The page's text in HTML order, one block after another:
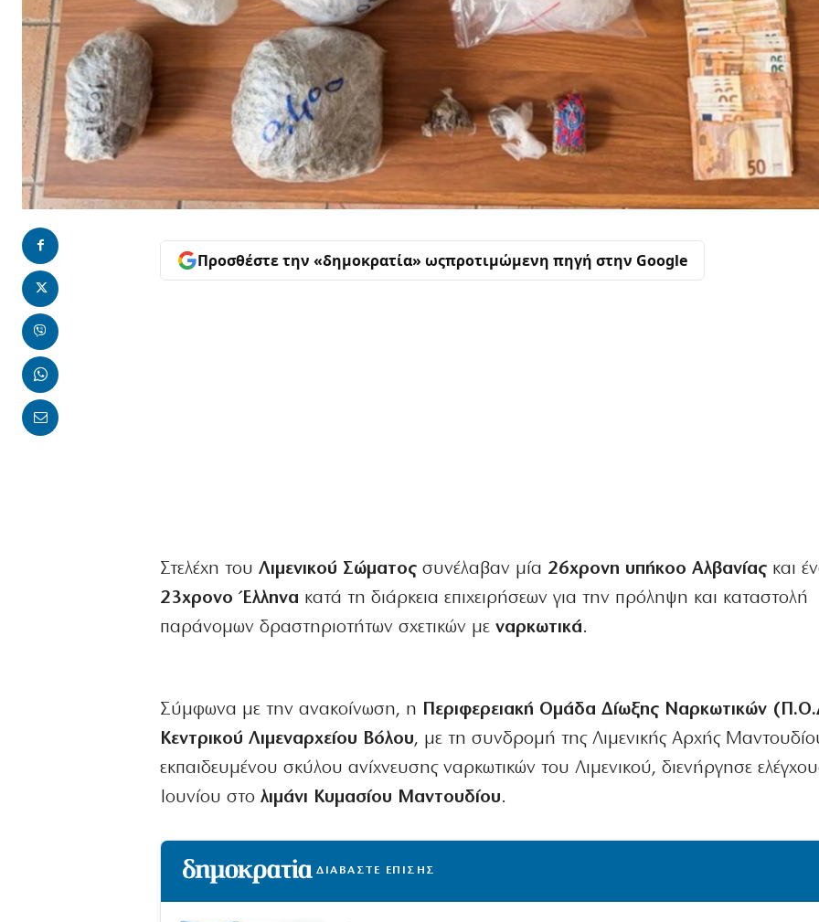
Προσθέστε την «δημοκρατία» ωςπροτιμώμενη πηγή στην Google
Στελέχη τουΛιμενικού Σώματος συνέλαβαν μία 26χρονη υπήκοο Αλβανίας και
23χρονο Έλληνα κατά τη διάρκεια επιχειρήσεων για την πρόληψη και καταστολή
παράνομων δραστηριοτήτων σχετικών μεναρκωτικά.
Σύμφωνα με την ανακοίνωση, η Περιφερειακή Ομάδα Δίωξης Ναρκωτικών
Κεντρικού Λιμεναρχείου Βόλου, με τη συνδρομή της Λιμενικής Αρχής
εκπαιδευμένου σκύλου ανίχνευσης ναρκωτικών του Λιμενικού, διενήργησε
Ιουνίου στολιμάνι Κυμασίου Μαντουδίου.
ΔΙΑΒΑΣΤΕ ΕΠΙΣΗΣ